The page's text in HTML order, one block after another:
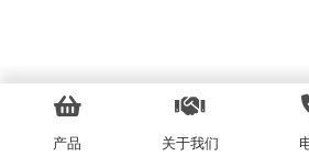
产品 关于我们